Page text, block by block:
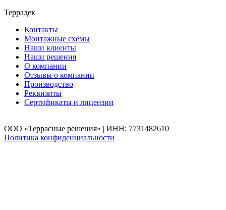
Террадек
Контакты
Монтажные схемы
Наши клиенты
Наши решения
О компании
Отзывы о компании
Производство
Реквизиты
Сертификаты и лицензии
ООО «Террасные решения» | ИНН: 7731482610
Политика конфиденциальности